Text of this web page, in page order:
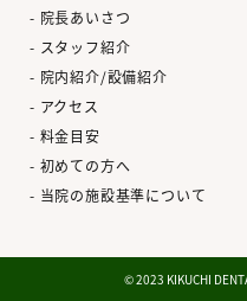
院長あいさつ
スタッフ紹介
院内紹介/設備紹介
アクセス
料金目安
初めての方へ
当院の施設基準について
© 2023 KIKUCHI